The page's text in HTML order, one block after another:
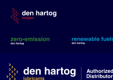
content